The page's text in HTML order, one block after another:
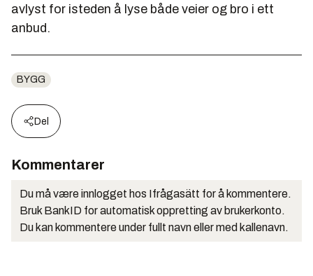
avlyst for isteden å lyse både veier og bro i ett
anbud.
BYGG
Del
Kommentarer
Du må være innlogget hos Ifrågasätt for å kommentere.
Bruk BankID for automatisk oppretting av brukerkonto.
Du kan kommentere under fullt navn eller med kallenavn.